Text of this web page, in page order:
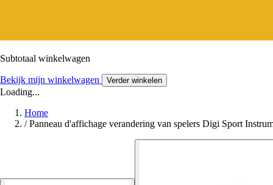
Subtotaal winkelwagen
Bekijk mijn winkelwagen Verder winkelen
Loading...
Home
/ Panneau d'affichage verandering van spelers Digi Sport